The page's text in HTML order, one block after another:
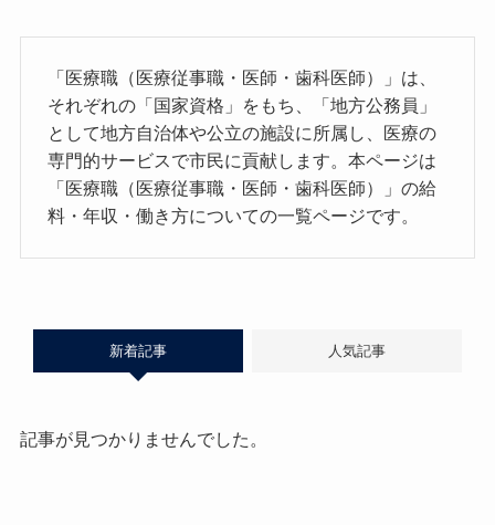
「医療職（医療従事職・医師・歯科医師）」は、
それぞれの「国家資格」をもち、「地方公務員」
として地方自治体や公立の施設に所属し、医療の
専門的サービスで市民に貢献します。本ページは
「医療職（医療従事職・医師・歯科医師）」の給
料・年収・働き方についての一覧ページです。
新着記事 人気記事
記事が見つかりませんでした。